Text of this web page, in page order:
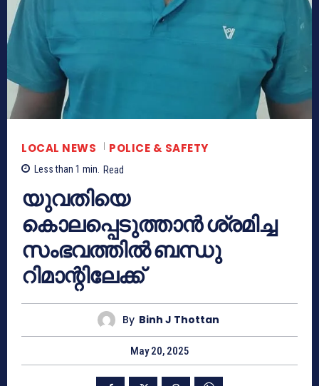
LOCAL NEWS POLICE & SAFETY
Less than 1 min. Read
യുവതിയെ
കൊലപ്പെടുത്താൻ ശ്രമിച്ച
സംഭവത്തിൽ ബന്ധു
റിമാന്റിലേക്ക്
By Binh J Thottan
May 20, 2025